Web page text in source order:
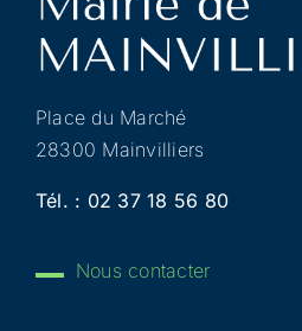
Place du Marché
28300 Mainvilliers
Tél. : 02 37 18 56 80
Nous contacter